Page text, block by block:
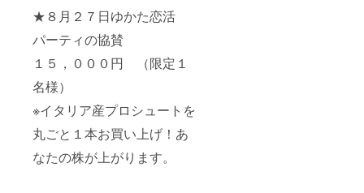
★８月２７日ゆかた恋活
パーティの協賛
１５，０００円 （限定１
名様）
※イタリア産プロシュートを
丸ごと１本お買い上げ！あ
なたの株が上がります。